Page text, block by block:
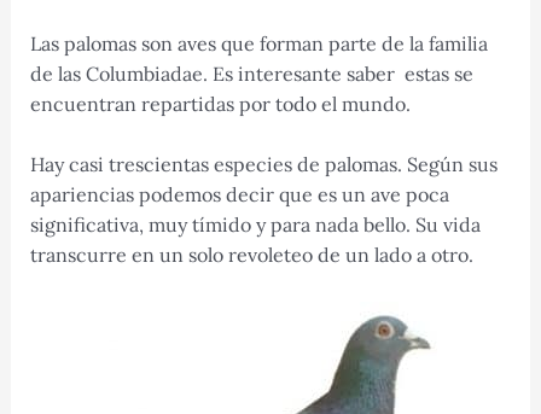
Las palomas son aves que forman parte de la familia
de las Columbiadae. Es interesante saber estas se
encuentran repartidas por todo el mundo.
Hay casi trescientas especies de palomas. Según sus
apariencias podemos decir que es un ave poca
significativa, muy tímido y para nada bello. Su vida
transcurre en un solo revoleteo de un lado a otro.